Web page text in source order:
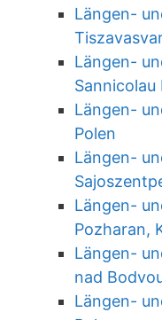
Längen-
Längen-
Sannicolau
Längen-
Polen
Längen-
Längen-
Pozharan,
Längen-
nad
Längen-